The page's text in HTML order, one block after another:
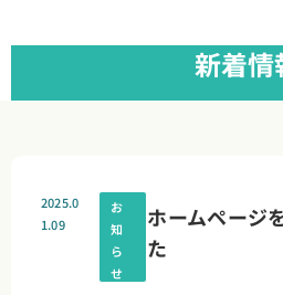
新着情
2025.0
1.09
お
知
ら
せ
ホームページ
た